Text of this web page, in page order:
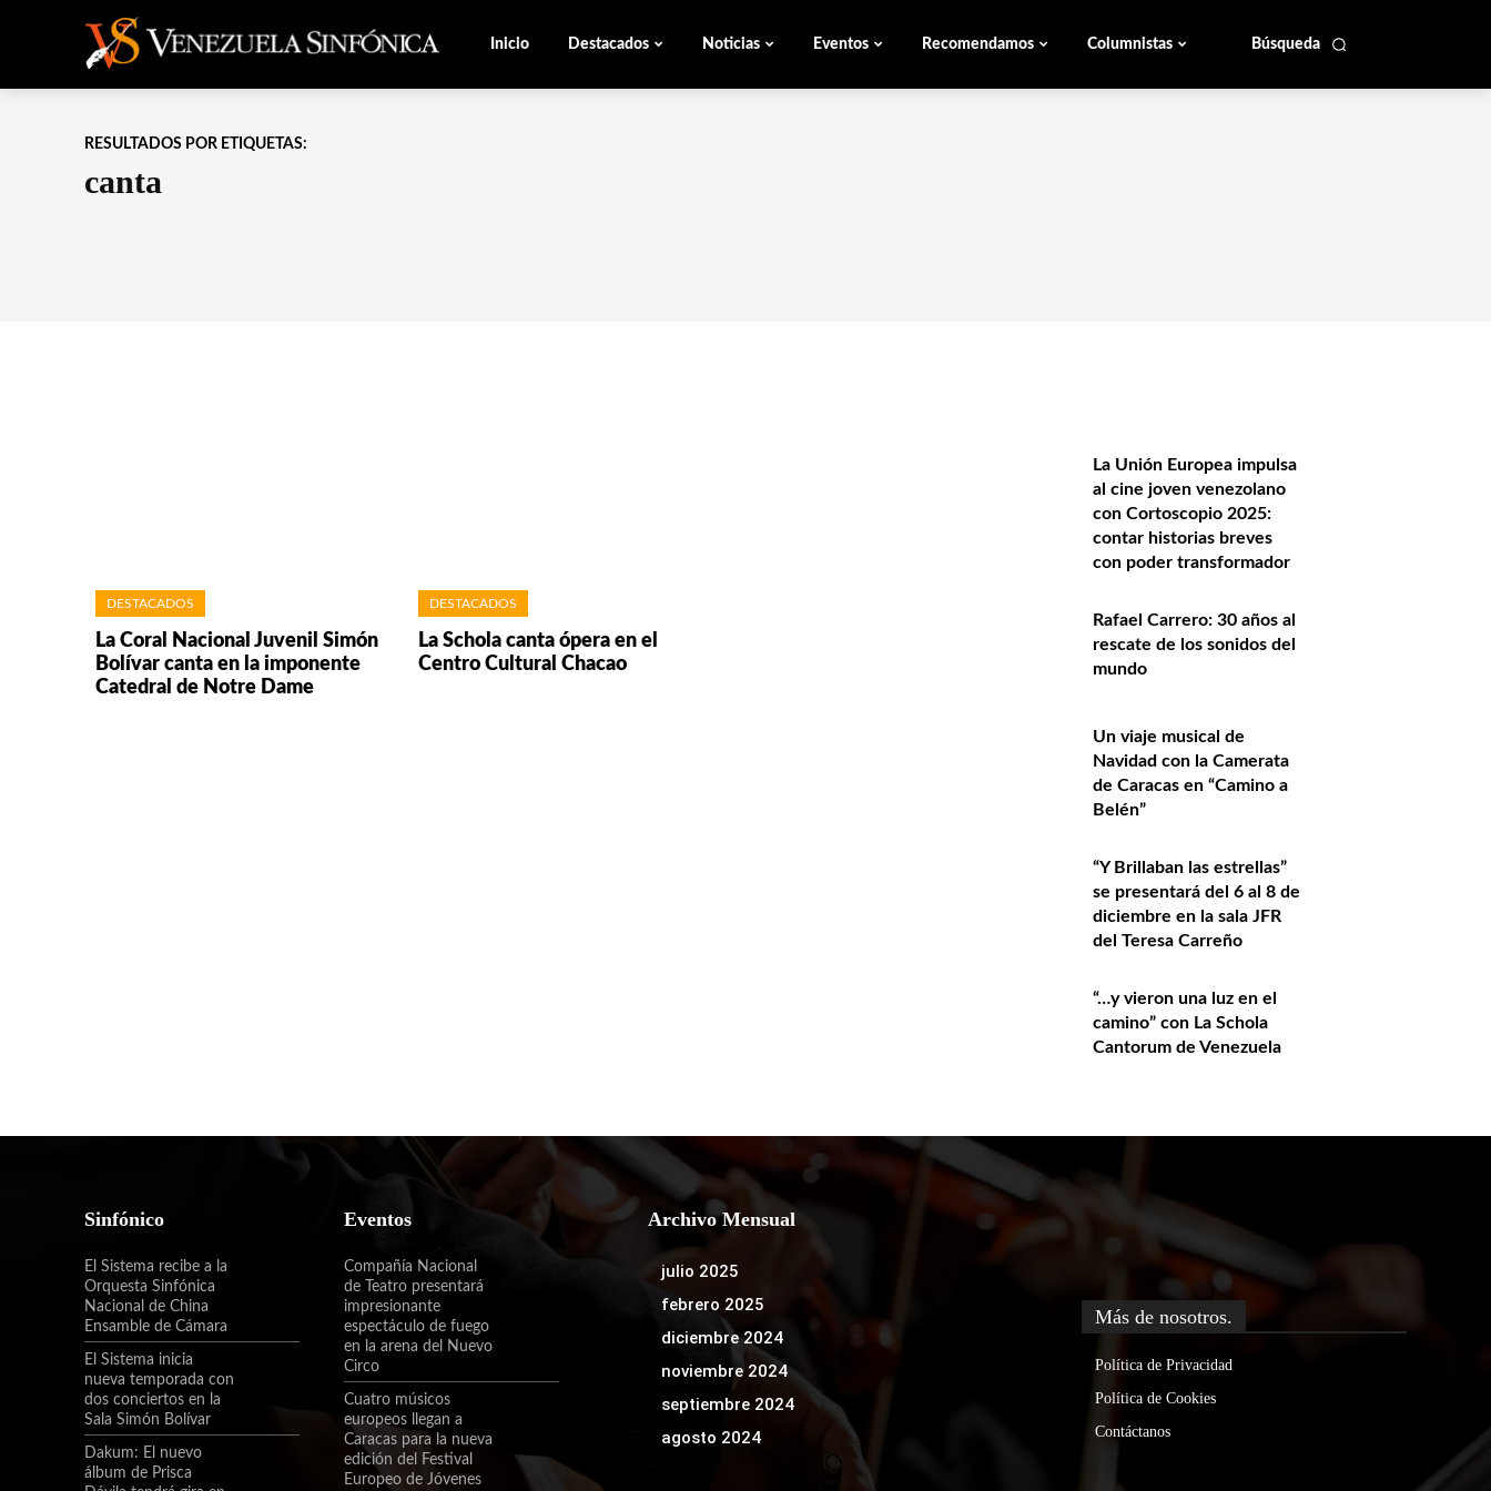
Búsqueda
Inicio Destacados Noticias Eventos Recomendamos Columnistas
RESULTADOS POR ETIQUETAS:
canta
DESTACADOS
La Coral Nacional Juvenil Simón
Bolívar canta en la imponente
Catedral de Notre Dame
DESTACADOS
La Schola canta ópera en el
Centro Cultural Chacao
La Unión Europea impulsa
al cine joven venezolano
con Cortoscopio 2025:
contar historias breves
con poder transformador
Rafael Carrero: 30 años al
rescate de los sonidos del
mundo
Un viaje musical de
Navidad con la Camerata
de Caracas en “Camino a
Belén”
“Y Brillaban las estrellas”
se presentará del 6 al 8 de
diciembre en la sala JFR
del Teresa Carreño
“…y vieron una luz en el
camino” con La Schola
Cantorum de Venezuela
Sinfónico
El Sistema recibe a la
Orquesta Sinfónica
Nacional de China
Ensamble de Cámara
El Sistema inicia
nueva temporada con
dos conciertos en la
Sala Simón Bolívar
Dakum: El nuevo
álbum de Prisca
Eventos
Compañía Nacional
de Teatro presentará
impresionante
espectáculo de fuego
en la arena del Nuevo
Circo
Cuatro músicos
europeos llegan a
Caracas para la nueva
edición del Festival
Europeo de Jóvenes
Archivo Mensual
julio 2025
febrero 2025
diciembre 2024
noviembre 2024
septiembre 2024
agosto 2024
Más de nosotros.
Política de Privacidad
Política de Cookies
Contáctanos